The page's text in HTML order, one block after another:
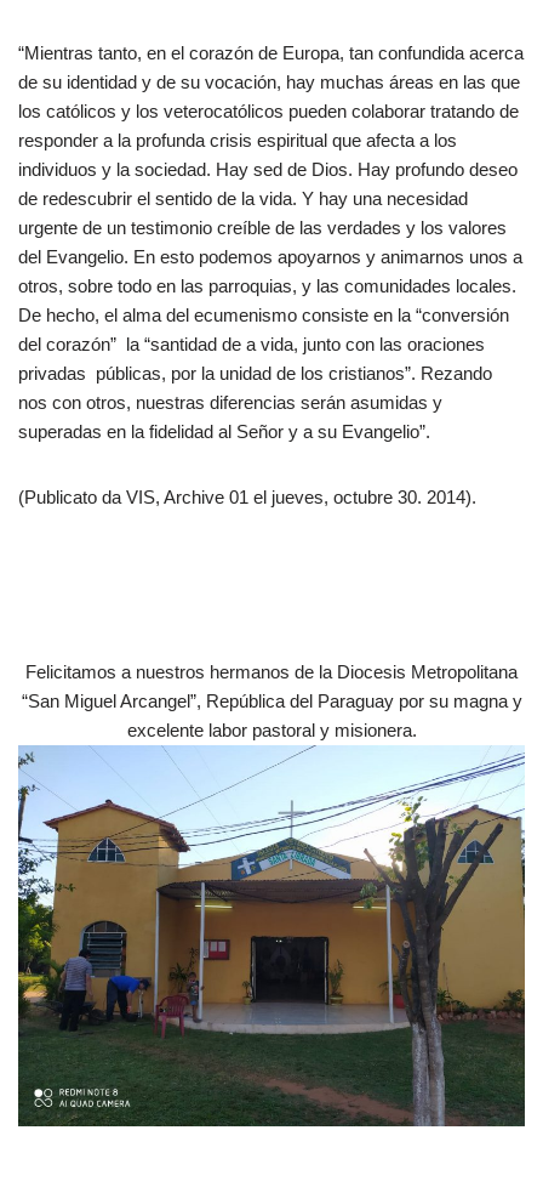
“Mientras tanto, en el corazón de Europa, tan confundida acerca
de su identidad y de su vocación, hay muchas áreas en las que
los católicos y los veterocatólicos pueden colaborar tratando de
responder a la profunda crisis espiritual que afecta a los
individuos y la sociedad. Hay sed de Dios. Hay profundo deseo
de redescubrir el sentido de la vida. Y hay una necesidad
urgente de un testimonio creíble de las verdades y los valores
del Evangelio. En esto podemos apoyarnos y animarnos unos a
otros, sobre todo en las parroquias, y las comunidades locales.
De hecho, el alma del ecumenismo consiste en la “conversión
del corazón” la “santidad de a vida, junto con las oraciones
privadas públicas, por la unidad de los cristianos”. Rezando
nos con otros, nuestras diferencias serán asumidas y
superadas en la fidelidad al Señor y a su Evangelio”.
(Publicato da VIS, Archive 01 el jueves, octubre 30. 2014).
Felicitamos a nuestros hermanos de la Diocesis Metropolitana
“San Miguel Arcangel”, República del Paraguay por su magna y
excelente labor pastoral y misionera.